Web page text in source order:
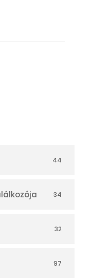
44
34
32
97